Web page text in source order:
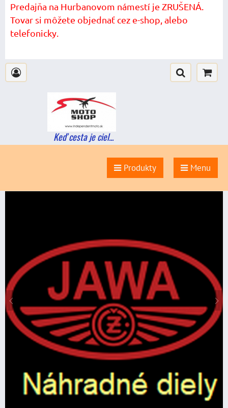
Predajňa na Hurbanovom námestí je ZRUŠENÁ.
Tovar si môžete objednať cez e-shop, alebo
telefonicky.
Keď cesta je ciel...
Produkty Menu